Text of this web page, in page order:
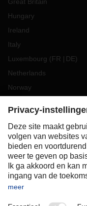
Hungary
Ireland
Italy
Luxembourg (FR DE)
Netherlands
Norway
Romania
Slovakia
Spain
Sweden
Switzerland